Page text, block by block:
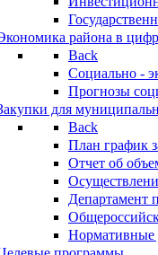
района в
Back
Социально -
Прогнозы
для
Back
План график
Отчет об
Департамент
Нормативные